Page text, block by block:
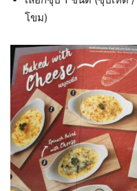
โขม)